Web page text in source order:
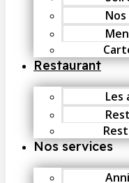
Restaurant
Les
Nos services